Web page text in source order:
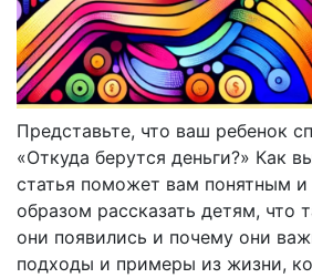
Представьте, что ваш ребенок
«Откуда берутся деньги?» Как
статья поможет вам понятным
образом рассказать детям, что
они появились и почему они
подходы и примеры из жизни,